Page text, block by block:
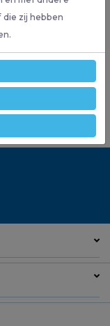
8004
zij hebben